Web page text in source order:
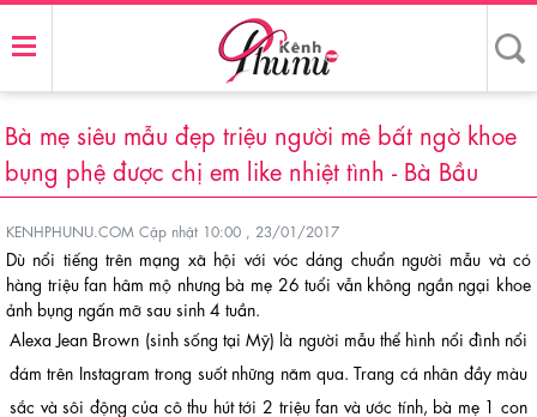
Bà mẹ siêu mẫu đẹp triệu người mê bất ngờ khoe
bụng phệ được chị em like nhiệt tình - Bà Bầu
KENHPHUNU.COM Cập nhật 10:00 , 23/01/2017
Dù nổi tiếng trên mạng xã hội với vóc dáng chuẩn người mẫu và có
hàng triệu fan hâm mộ nhưng bà mẹ 26 tuổi vẫn không ngần ngại khoe
ảnh bụng ngấn mỡ sau sinh 4 tuần.
Alexa Jean Brown (sinh sống tại Mỹ) là người mẫu thể hình nổi đình nổi
đám trên Instagram trong suốt những năm qua. Trang cá nhân đầy màu
sắc và sôi động của cô thu hút tới 2 triệu fan và ước tính, bà mẹ 1 con